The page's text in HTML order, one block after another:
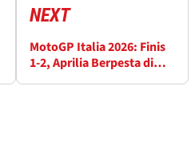
NEXT
MotoGP Italia 2026: Finis
1-2, Aprilia Berpesta di